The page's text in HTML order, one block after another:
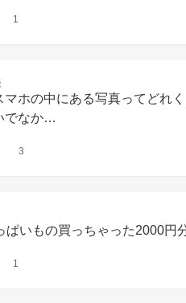
1
マホの中にある写真ってどれ
でなか…
3
ぱいもの買っちゃった2000円
1